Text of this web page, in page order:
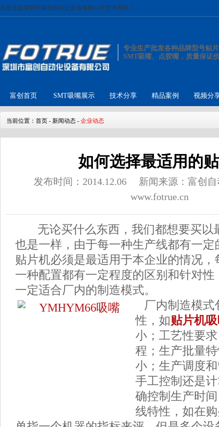
欢迎光临深圳市富创自动化设备有限公司官方网站！
专业生产批发各种品牌型号贴
SMT吸嘴、点胶嘴，质量保证
富创首页 SMT吸嘴展示 技术分享 精品案例 视频分
当前位置： 首页 - 新闻动态 - 企业动态
如何选择最适用的
发布时间：2014.12.06
新闻来源：富创
www.fotrue.cn
无论买什么东西，我们都想要买以
也是一样，由于每一种生产线都有一定
贴片机必须是最适用于本企业的情况
一种配置都有一定程度的区别和针对
一定适合厂内的制造模式。
厂内制造模式
性，如贴片机
小；工艺性要
程；生产批量
小；生产调度
手工控制还是
确控制生产时
线特性，如在